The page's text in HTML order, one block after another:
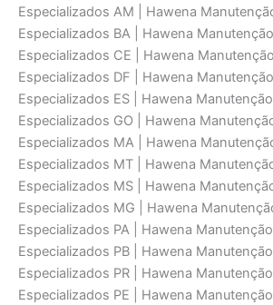
Especializados AM | Hawena
Especializados BA | Hawena
Especializados CE | Hawena
Especializados DF | Hawena
Especializados ES | Hawena
Especializados GO | Hawena
Especializados MA | Hawena
Especializados MT | Hawena
Especializados MS | Hawena
Especializados MG | Hawena
Especializados PA | Hawena
Especializados PB | Hawena
Especializados PR | Hawena
Especializados PE | Hawena